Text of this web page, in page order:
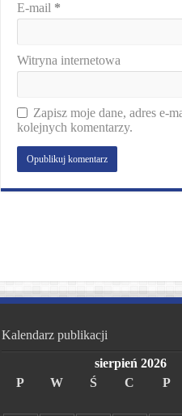
E-mail *
Witryna internetowa
Zapisz moje dane, adres e-
kolejnych komentarzy.
Kalendarz publikacji
sierpień 2026
P
W Ś C P